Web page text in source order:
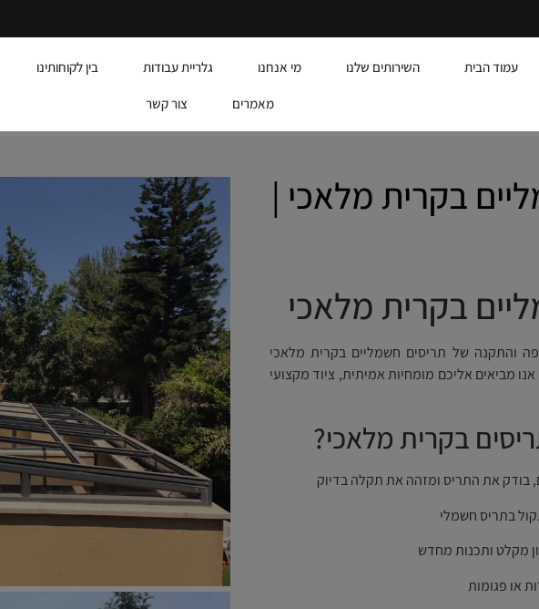
עמוד הבית השירותים שלנו מי אנחנו גלריית עבודות בין לקוחותינו
מאמרים צור קשר
בקרית מלאכי |
בקרית מלאכי
והתקנה של תריסים חשמליים בקרית מלאכי
של מעל 40 שנה בתחום, אנו מביאים אליכם מומחיות אמיתית, ציוד מקצועי
בקרית מלאכי?
בודק את התריס ומזהה את תקלה בדיוק
בתריס חשמלי
מקלט ותכנות מחדש
או פגומות